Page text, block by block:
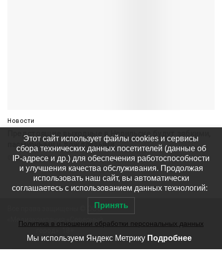
Новости
Предстоящие выходные в Норильске будут зябкими,
пасмурными и дождливыми
07 августа 419
Все права защищены © ООО
«Медиакомпания «Северный
Этот сайт использует файлы cookies и сервисы
сбора технических данных посетителей (данные об
IP-адресе и др.) для обеспечения работоспособности
и улучшения качества обслуживания. Продолжая
использовать наш сайт, вы автоматически
соглашаетесь с использованием данных технологий:
Принять
Политика в отношении обработки персональных данных
Мы используем Яндекс Метрику Подробнее